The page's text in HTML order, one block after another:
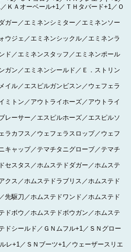
ＫＡオーベール+1／ＴＨタバード+1／Ｏ
ガー／エミネンシミター／エミネンソー
ウジェ／エミネンシックル／エミネンラ
ド／エミネンスタッフ／エミネンポール
ガン／エミネンシールド／Ｅ．ストリン
イル／エスピルガンビスン／ウェフェラ
ミトン／アウトライホーズ／アウトライ
レーサー／エスピルホーズ／エスピルソ
ラカフス／ウェフェラスロップ／ウェフ
キャップ／テマチタニグローブ／テマチ
セスタス／ホムステドダガー／ホムステ
クス／ホムステドラブリス／ホムステド
先駆刀／ホムステドワンド／ホムステド
ドボウ／ホムステドボウガン／ホムステ
ドシールド／ＧＮムフル+1／ＳＮグロー
レ+1／ＳＮブーツ+1／ウェーザースリエ